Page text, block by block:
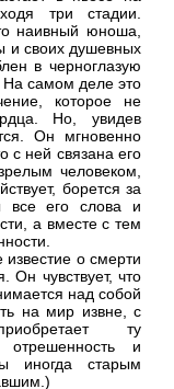
три стадии.
наивный юноша,
своих душевных
в черноглазую
На самом деле это
которое не
Но, увидев
Он мгновенно
с ней связана его
человеком,
борется за
все его слова и
а вместе с тем
о смерти
Он чувствует, что
над собой
на мир извне, с
ту
отрешенность и
иногда старым